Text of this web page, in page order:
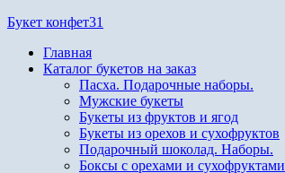
Перейти
содержимому
Букет конфет31
Главная
Каталог букетов на заказ
Пасха. Подарочные наборы.
Мужские букеты
Букеты из фруктов и ягод
Букеты из орехов и сухофруктов
Подарочный шоколад. Наборы.
Боксы с орехами и сухофруктами